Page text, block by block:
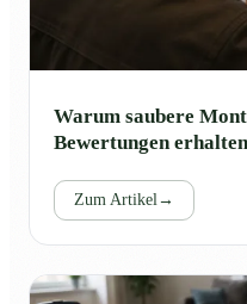
Warum saubere
Bewertungen erhalten
Zum Artikel→